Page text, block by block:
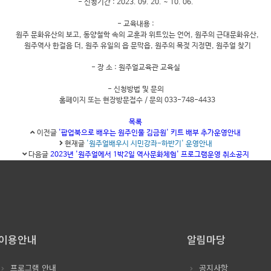
- 신청기간 : 2023. 09. 20. ~ 10. 06.
- 교육내용 :
원주 문화유산의 보고, 동양철학 속의 교훈과 위트있는 언어, 원주의 근대문화유산,
원주역사 한걸음 더, 원주 유일의 읍 문막읍, 원주의 목젖 지정면, 원주얼 찾기
- 장 소 : 원주얼교육관 교육실
- 신청방법 및 문의
홈페이지 또는 현장방문접수 / 문의 033-748-4433
목록
이전글 '팝업북으로 배우는 원주인물 김금원' 키트 배부 추가운영안내
현재글 '원주얼배우시 시민강좌-하반기' 운영안내
다음글 2023년 '원주얼에서 1박2일 역사문화체험' 프로그램운영 취소공지
용안내
프로그램 안내
알림마당
공지사항